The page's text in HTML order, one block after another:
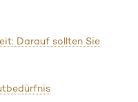
Darauf sollten Sie